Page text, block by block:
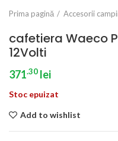
Prima pagină Accesorii
cafetiera Waeco
12Volti
371.30 lei
Stoc epuizat
Add to wishlist